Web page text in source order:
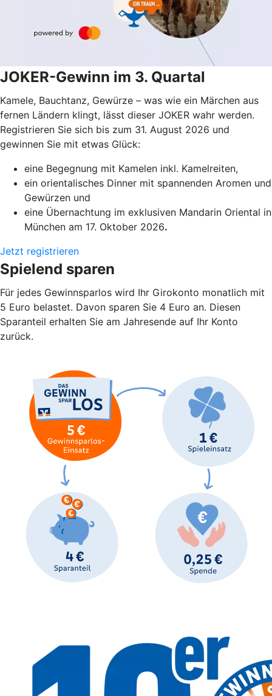
JOKER-Gewinn im 3. Quartal
Kamele, Bauchtanz, Gewürze – was wie ein Märchen aus
fernen Ländern klingt, lässt dieser JOKER wahr werden.
Registrieren Sie sich bis zum 31. August 2026 und
gewinnen Sie mit etwas Glück:
eine Begegnung mit Kamelen inkl. Kamelreiten,
ein orientalisches Dinner mit spannenden Aromen und
Gewürzen und
eine Übernachtung im exklusiven Mandarin Oriental in
München am 17. Oktober 2026.
Jetzt registrieren
Spielend sparen
Für jedes Gewinnsparlos wird Ihr Girokonto monatlich mit
5 Euro belastet. Davon sparen Sie 4 Euro an. Diesen
Sparanteil erhalten Sie am Jahresende auf Ihr Konto
zurück.